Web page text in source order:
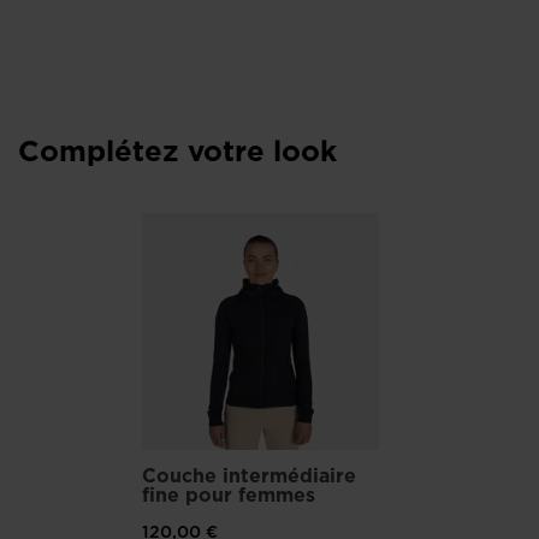
Complétez votre look
Couche intermédiaire
fine pour femmes
120,00 €